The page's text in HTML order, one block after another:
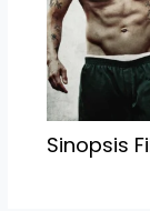
Sinopsis